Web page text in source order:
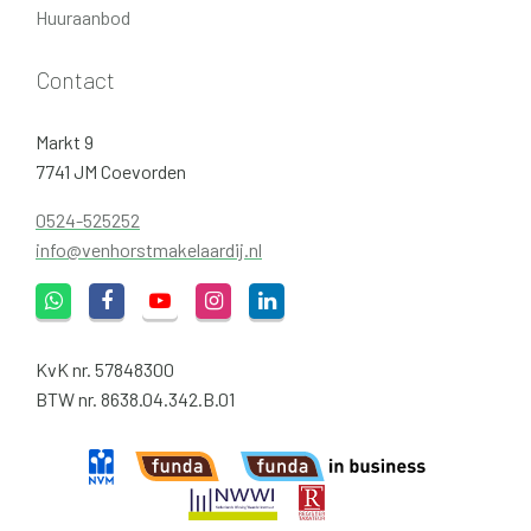
Huuraanbod
Contact
Markt 9
7741 JM Coevorden
0524-525252
info@venhorstmakelaardij.nl
KvK nr. 57848300
BTW nr. 8638.04.342.B.01